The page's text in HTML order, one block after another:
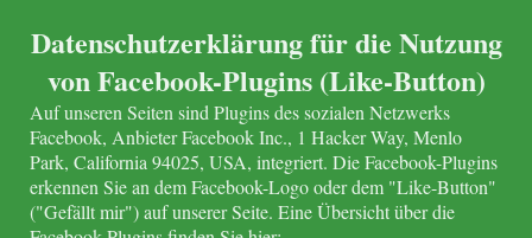
Datenschutzerklärung für die Nutzung
von Facebook-Plugins (Like-Button)
Auf unseren Seiten sind Plugins des sozialen Netzwerks
Facebook, Anbieter Facebook Inc., 1 Hacker Way, Menlo
Park, California 94025, USA, integriert. Die Facebook-Plugins
erkennen Sie an dem Facebook-Logo oder dem "Like-Button"
("Gefällt mir") auf unserer Seite. Eine Übersicht über die